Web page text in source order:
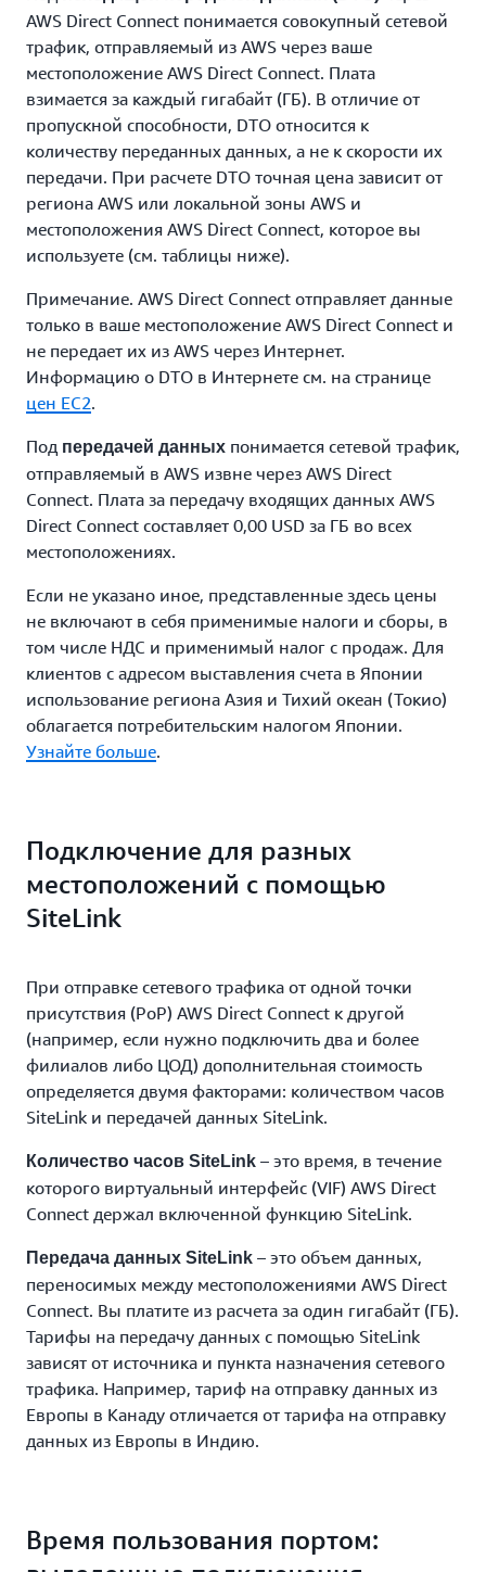
AWS Direct Connect понимается совокупный сетевой
трафик, отправляемый из AWS через ваше
местоположение AWS Direct Connect. Плата
взимается за каждый гигабайт (ГБ). В отличие от
пропускной способности, DTO относится к
количеству переданных данных, а не к скорости их
передачи. При расчете DTO точная цена зависит от
региона AWS или локальной зоны AWS и
местоположения AWS Direct Connect, которое вы
используете (см. таблицы ниже).
Примечание. AWS Direct Connect отправляет данные
только в ваше местоположение AWS Direct Connect и
не передает их из AWS через Интернет.
Информацию о DTO в Интернете см. на странице
цен EC2.
Под передачей данных понимается сетевой трафик,
отправляемый в AWS извне через AWS Direct
Connect. Плата за передачу входящих данных AWS
Direct Connect составляет 0,00 USD за ГБ во всех
местоположениях.
Если не указано иное, представленные здесь цены
не включают в себя применимые налоги и сборы, в
том числе НДС и применимый налог с продаж. Для
клиентов с адресом выставления счета в Японии
использование региона Азия и Тихий океан (Токио)
облагается потребительским налогом Японии.
Узнайте больше.
Подключение для разных
местоположений с помощью
SiteLink
При отправке сетевого трафика от одной точки
присутствия (PoP) AWS Direct Connect к другой
(например, если нужно подключить два и более
филиалов либо ЦОД) дополнительная стоимость
определяется двумя факторами: количеством часов
SiteLink и передачей данных SiteLink.
Количество часов SiteLink – это время, в течение
которого виртуальный интерфейс (VIF) AWS Direct
Connect держал включенной функцию SiteLink.
Передача данных SiteLink – это объем данных,
переносимых между местоположениями AWS Direct
Connect. Вы платите из расчета за один гигабайт (ГБ).
Тарифы на передачу данных с помощью SiteLink
зависят от источника и пункта назначения сетевого
трафика. Например, тариф на отправку данных из
Европы в Канаду отличается от тарифа на отправку
данных из Европы в Индию.
Время пользования портом: